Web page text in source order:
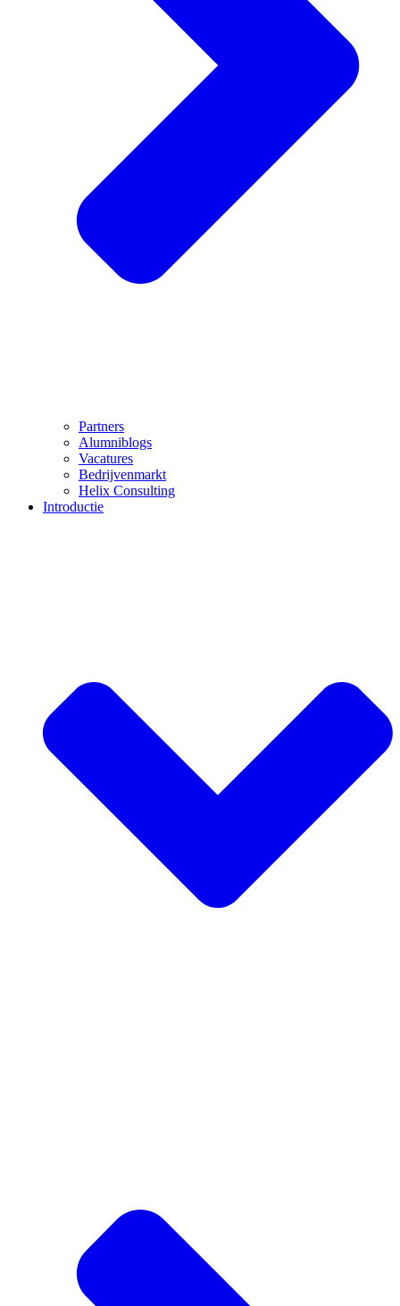
Partners
Alumniblogs
Vacatures
Bedrijvenmarkt
Helix Consulting
Introductie